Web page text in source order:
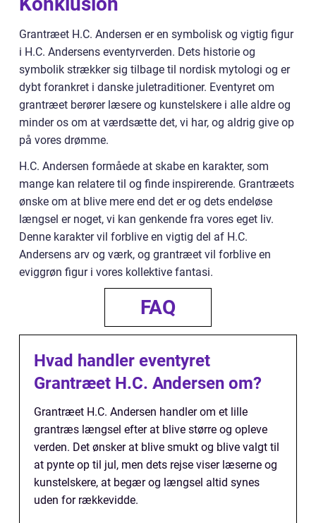
Grantræet H.C. Andersen er en symbolisk og vigtig figur
i H.C. Andersens eventyrverden. Dets historie og
symbolik strækker sig tilbage til nordisk mytologi og er
dybt forankret i danske juletraditioner. Eventyret om
grantræet berører læsere og kunstelskere i alle aldre og
minder os om at værdsætte det, vi har, og aldrig give op
på vores drømme.
H.C. Andersen formåede at skabe en karakter, som
mange kan relatere til og finde inspirerende. Grantræets
ønske om at blive mere end det er og dets endeløse
længsel er noget, vi kan genkende fra vores eget liv.
Denne karakter vil forblive en vigtig del af H.C.
Andersens arv og værk, og grantræet vil forblive en
eviggrøn figur i vores kollektive fantasi.
FAQ
Hvad handler eventyret
Grantræet H.C. Andersen om?
Grantræet H.C. Andersen handler om et lille
grantræs længsel efter at blive større og opleve
verden. Det ønsker at blive smukt og blive valgt til
at pynte op til jul, men dets rejse viser læserne og
kunstelskere, at begær og længsel altid synes
uden for rækkevidde.